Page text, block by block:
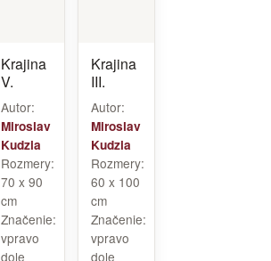
Krajina
V.
Autor:
Miroslav
Kudzia
Rozmery:
70 x 90
cm
Značenie:
vpravo
dole
Krajina
III.
Autor:
Miroslav
Kudzia
Rozmery:
60 x 100
cm
Značenie:
vpravo
dole